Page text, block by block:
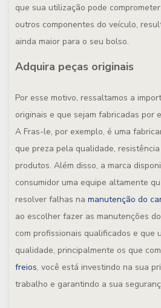
que sua utilização pode
outros componentes do veículo,
ainda maior para o seu bolso.
Adquira peças originais
Por esse motivo, ressaltamos a
originais e que sejam fabricadas por
A Fras-le, por exemplo, é uma
que preza pela qualidade,
produtos. Além disso, a marca
consumidor uma equipe altamente
resolver falhas na manutenção do
ao escolher fazer as manutenções
com profissionais qualificados e que
qualidade, principalmente os que
freios, você está investindo na sua
trabalho e garantindo a sua